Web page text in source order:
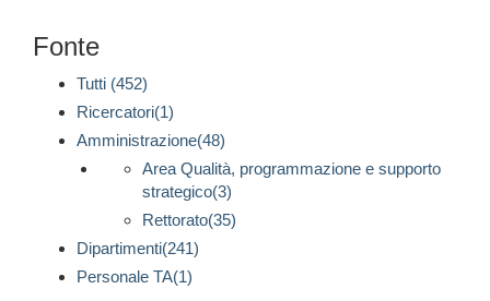
Fonte
Tutti (452)
Ricercatori(1)
Amministrazione(48)
Area Qualità, programmazione e supporto
strategico(3)
Rettorato(35)
Dipartimenti(241)
Personale TA(1)